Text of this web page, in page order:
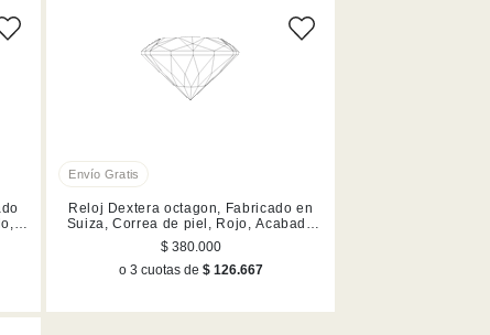
Reloj Dextera octagon, Fabricado en
Suiza, Correa de piel, Rojo, Acabado
en tono oro rosa
$ 380.000
o 3 cuotas de $ 126.667